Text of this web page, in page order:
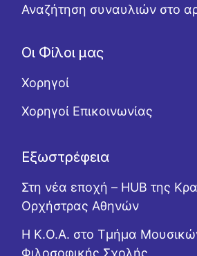
Αναζήτηση συναυλιών στο
Οι Φίλοι μας
Χορηγοί
Χορηγοί Επικοινωνίας
Εξωστρέφεια
Στη νέα εποχή – HUB της
Ορχήστρας Αθηνών
Η Κ.Ο.Α. στο Τμήμα
Φιλοσοφικής Σχολής